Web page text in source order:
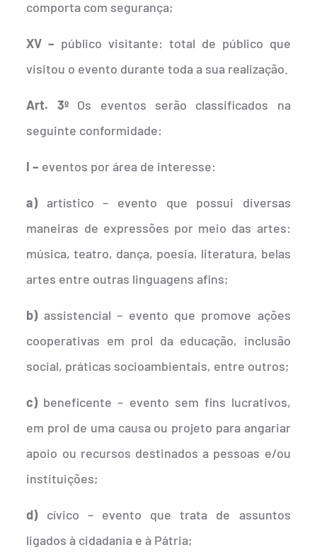
comporta com segurança;
XV – público visitante: total de público que
visitou o evento durante toda a sua realização.
Art. 3ºOs eventos serão classificados na
seguinte conformidade:
I – eventos por área de interesse:
a)artístico – evento que possui diversas
maneiras de expressões por meio das artes:
música, teatro, dança, poesia, literatura, belas
artes entre outras linguagens afins;
b)assistencial – evento que promove ações
cooperativas em prol da educação, inclusão
social, práticas socioambientais, entre outros;
c)beneficente – evento sem fins lucrativos,
em prol de uma causa ou projeto para angariar
apoio ou recursos destinados a pessoas e/ou
instituições;
d)cívico – evento que trata de assuntos
ligados à cidadania e à Pátria;